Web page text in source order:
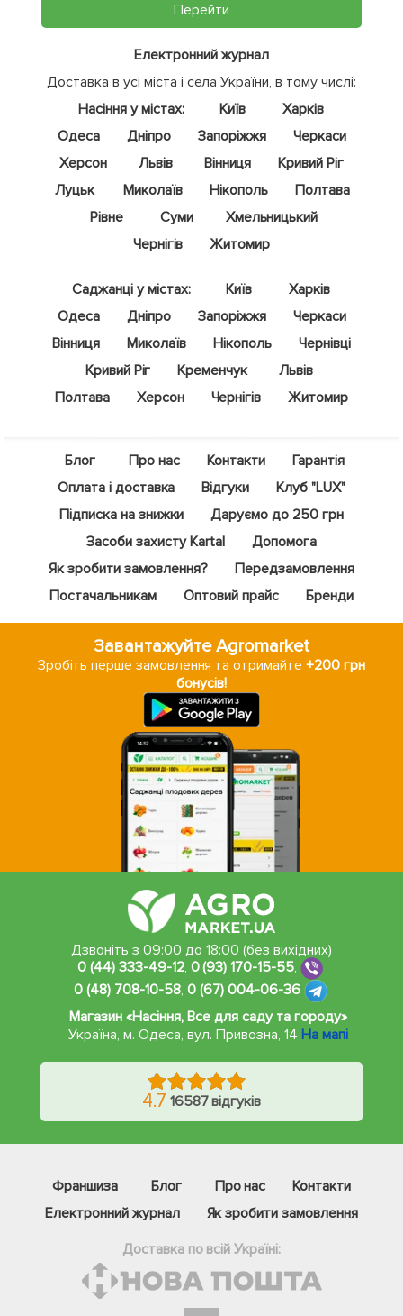
Перейти
Електронний журнал
Доставка в усі міста і села України, в тому числі:
Насіння у містах:
Київ
Харків
Одеса
Дніпро Запоріжжя
Черкаси
Херсон
Львів Вінниця
Кривий Ріг
Луцьк
Миколаїв Нікополь
Полтава
Рівне
Суми
Хмельницький
Чернігів
Житомир
Саджанці у містах: Київ
Харків
Одеса
Дніпро Запоріжжя
Черкаси
Вінниця
Миколаїв Нікополь
Чернівці
Кривий Ріг
Кременчук
Львів
Полтава
Херсон Чернігів Житомир
Блог Про нас Контакти
Гарантія
Оплата і доставка
Відгуки
Клуб "LUX"
Підписка на знижки
Даруємо до 250 грн
Засоби захисту Kartal
Допомога
Як зробити замовлення?
Передзамовлення
Постачальникам
Оптовий прайс Бренди
Завантажуйте Agromarket
Зробіть перше замовлення та отримайте+200 грн
бонусів!
Дзвоніть з 09:00 до 18:00 (без вихідних)
0 (44) 333-49-12, 0 (93) 170-15-55,
0 (48) 708-10-58, 0 (67) 004-06-36
Магазин «Насіння, Все для саду та городу»
Україна, м. Одеса,вул. Привозна, 14 На мапі
4.7 16587 відгуків
Франшиза Блог Про нас
Контакти
Електронний журнал
Як зробити замовлення
Доставка по всій Україні: